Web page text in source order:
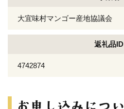
大宜味村マンゴー産地協議会
返礼品ID
4742874